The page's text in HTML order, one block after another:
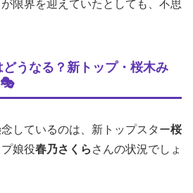
限界を迎えていたとしても、不思
うなる？新トップ・桜木み
しているのは、新トップスター桜
娘役春乃さくら さんの状況でしょ